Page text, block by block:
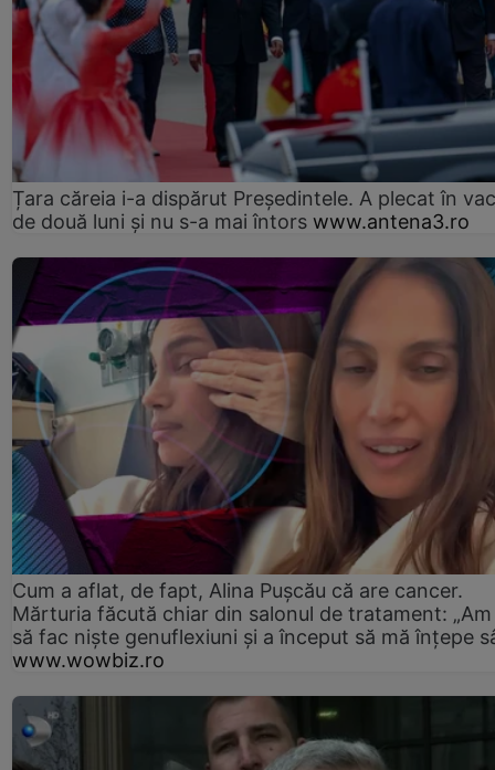
Țara căreia i-a dispărut Președintele. A plecat în
de două luni și nu s-a mai întors www.antena3.ro
Cum a aflat, de fapt, Alina Pușcău că are cancer.
Mărturia făcută chiar din salonul de tratament:
să fac niște genuflexiuni și a început să mă înțepe
www.wowbiz.ro